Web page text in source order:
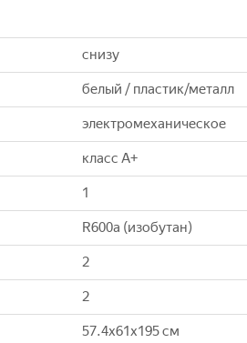
снизу
белый / пластик/металл
электромеханическое
класс A+
1
R600a (изобутан)
2
2
57.4x61x195 см